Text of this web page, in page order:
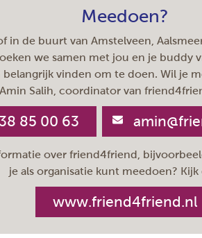
Meedoen?
in de buurt van Amstelveen,
we samen met jou en je buddy
belangrijk vinden om te doen. Wil je
Salih, coordinator van
85 00 63
over friend4friend,
je als organisatie kunt meedoen? Kijk
www.friend4friend.nl